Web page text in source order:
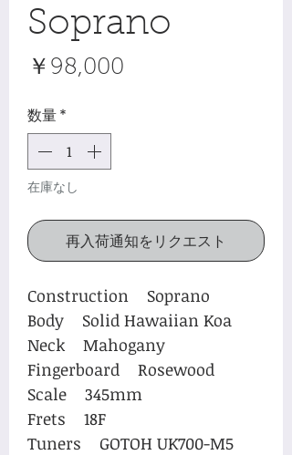
Soprano
￥98,000
数量*
在庫なし
再入荷通知をリクエスト
Construction Soprano
Body Solid Hawaiian Koa
Neck Mahogany
Fingerboard Rosewood
Scale 345mm
Frets 18F
Tuners GOTOH UK700-M5